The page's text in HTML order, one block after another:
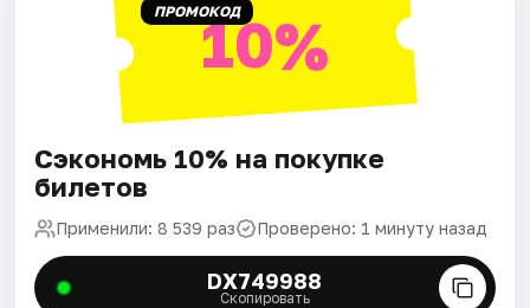
ПРОМОКОД10%
Сэкономь 10% на покупке
билетов
Применили: 8 539 раз Проверено: 1 минуту назад
DX749988
Скопировать